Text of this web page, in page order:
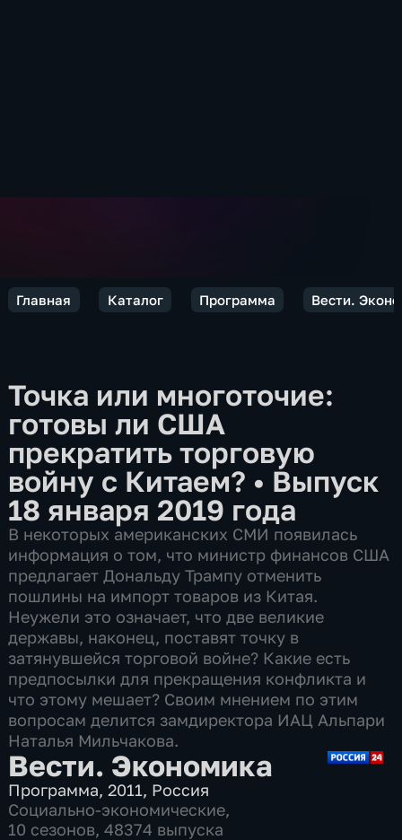
Главная Каталог Программа Вести.
Точка или многоточие:
готовы ли США
прекратить торговую
войну с Китаем? • Выпуск
18 января 2019 года
В некоторых американских СМИ появилась
информация о том, что министр финансов США
предлагает Дональду Трампу отменить
пошлины на импорт товаров из Китая.
Неужели это означает, что две великие
державы, наконец, поставят точку в
затянувшейся торговой войне? Какие есть
предпосылки для прекращения конфликта и
что этому мешает? Своим мнением по этим
вопросам делится замдиректора ИАЦ Альпари
Наталья Мильчакова.
Вести. Экономика
Программа,2011, Россия
Социально-экономические,
10 сезонов, 48374 выпуска